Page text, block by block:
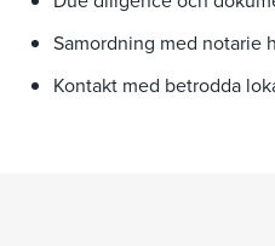
Samordning med notarie
Kontakt med betrodda